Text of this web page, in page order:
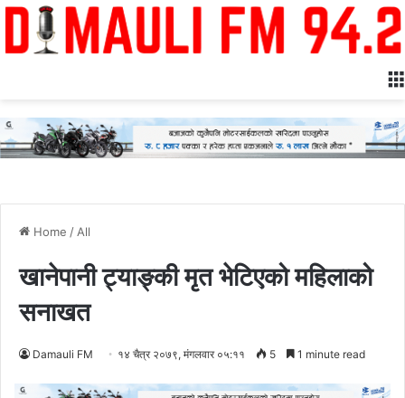
Home / All
खानेपानी ट्याङ्की मृत भेटिएको महिलाको
सनाखत
Damauli FM १४ चैत्र २०७९, मंगलवार ०५:११ 5 1 minute read